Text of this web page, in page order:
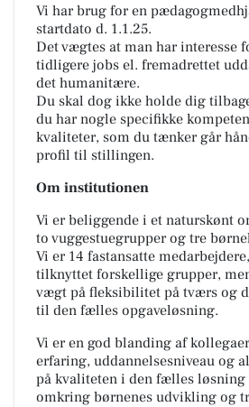
Vi har brug for en
startdato d. 1.1.25.
Det vægtes at man har interesse
tidligere jobs el. fremadrettet
det humanitære.
Du skal dog ikke holde dig
du har nogle specifikke
kvaliteter, som du tænker går
profil til stillingen.
Om institutionen
Vi er beliggende i et naturskønt
to vuggestuegrupper og tre
Vi er 14 fastansatte
tilknyttet forskellige grupper,
vægt på fleksibilitet på tværs og
til den fælles opgaveløsning.
Vi er en god blanding af
erfaring, uddannelsesniveau og
på kvaliteten i den fælles løsning
omkring børnenes udvikling og